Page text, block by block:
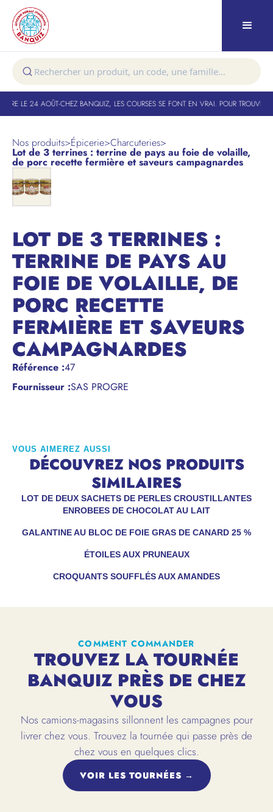
LE 24 AOÛT-CHEZ BANQUIZ, LES COURSES SE FONT EN VRAI. POUR TROUVER
Nos produits>Épicerie>Charcuteries>
Lot de 3 terrines : terrine de pays au foie de volaille,
de porc recette fermière et saveurs campagnardes
LOT DE 3 TERRINES :
TERRINE DE PAYS AU
FOIE DE VOLAILLE, DE
PORC RECETTE
FERMIÈRE ET SAVEURS
CAMPAGNARDES
Référence :47
Fournisseur :SAS PROGRE
VOUS AIMEREZ AUSSI
DÉCOUVREZ NOS PRODUITS
SIMILAIRES
LOT DE DEUX SACHETS DE PERLES CROUSTILLANTES
ENROBEES DE CHOCOLAT AU LAIT
ÉTOILES AUX PRUNEAUX
CROQUANTS SOUFFLÉS AUX AMANDES
GALANTINE AU BLOC DE FOIE GRAS DE CANARD 25 %
COMMENT COMMANDER
TROUVEZ LA TOURNÉE
BANQUIZ PRÈS DE CHEZ
VOUS
Nos camions-magasins sillonnent les campagnes pour
livrer chez vous. Trouvez la tournée qui passe près de
chez vous en quelques clics.
VOIR LES TOURNÉES →